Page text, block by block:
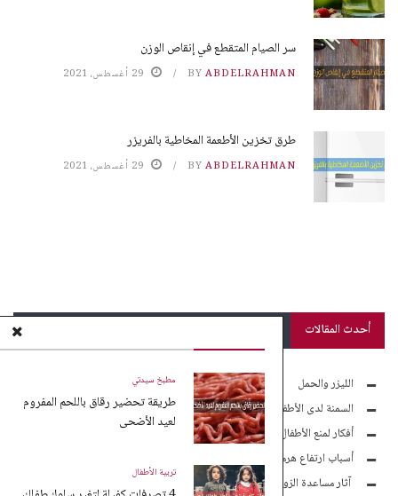
مطبخ سيدتي
طريقة تحضير رقاق باللحم المفروم
لعيد الأضحى
تربية الأطفال
سر الصيام المتقطع في إنقاص الوزن
BY ABDELRAHMAN 29 أغسطس، 2021
طرق تخزين الأطعمة المخاطية بالفريزر
BY ABDELRAHMAN 29 أغسطس، 2021
أحدث المقالات
الليزر والحمل
السمنة لدى الأطفال
أفكار لمنع الأطفال من الموبايل
أسباب ارتفاع هرمون الأندروجين لدى السيدات
آثار مساعدة الزوجة لزوجها مادياً